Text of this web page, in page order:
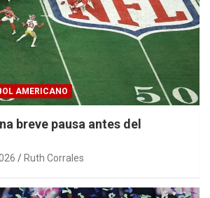
AMERICANO
breve pausa antes del
Ruth Corrales